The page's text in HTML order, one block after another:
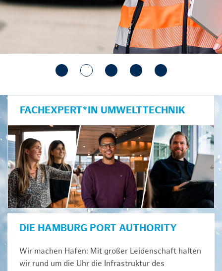
FACHEXPERT*IN UMWELTTECHNIK
DIE HAMBURG PORT AUTHORITY
Wir machen Hafen: Mit großer Leidenschaft halten
wir rund um die Uhr die Infrastruktur des